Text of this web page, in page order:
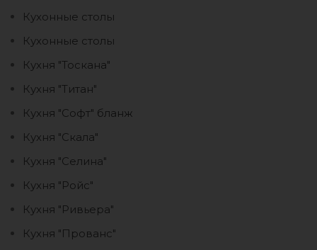
Кухонные столы
Кухонные столы
Кухня "Тоскана"
Кухня "Титан"
Кухня "Софт" бланж
Кухня "Скала"
Кухня "Селина"
Кухня "Ройс"
Кухня "Ривьера"
Кухня "Прованс"